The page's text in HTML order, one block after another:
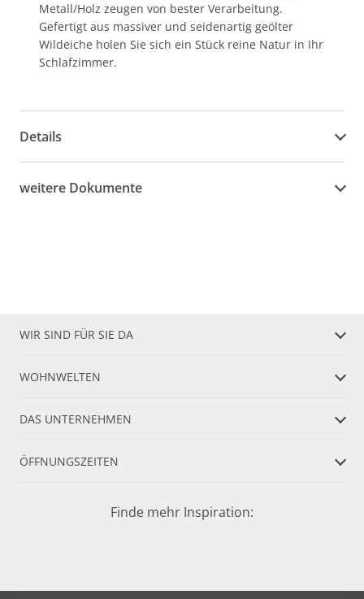
Metall/Holz zeugen von bester Verarbeitung.
Gefertigt aus massiver und seidenartig geölter
Wildeiche holen Sie sich ein Stück reine Natur in Ihr
Schlafzimmer.
Details
weitere Dokumente
WIR SIND FÜR SIE DA
WOHNWELTEN
DAS UNTERNEHMEN
ÖFFNUNGSZEITEN
Finde mehr Inspiration: